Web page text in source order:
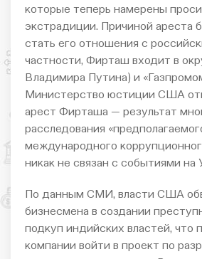
которые теперь намерены
экстрадиции. Причиной ареста
стать его отношения с
частности, Фирташ входит в
Владимира Путина) и
Министерство юстиции США
арест Фирташа — результат
расследования
международного
никак не связан с событиями на
По данным СМИ, власти США
бизнесмена в создании
подкуп индийских властей, что
компании войти в проект по